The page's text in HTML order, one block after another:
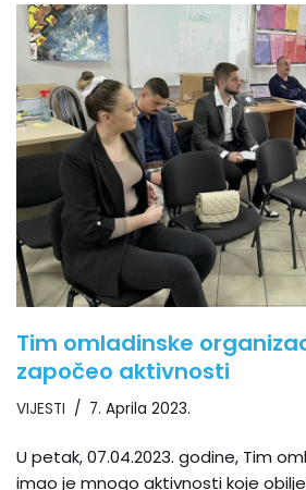
Tim omladinske
započeo aktivnosti
VIJESTI 7. Aprila 2023.
U petak, 07.04.2023. godine, Tim
imao je mnogo aktivnosti koje